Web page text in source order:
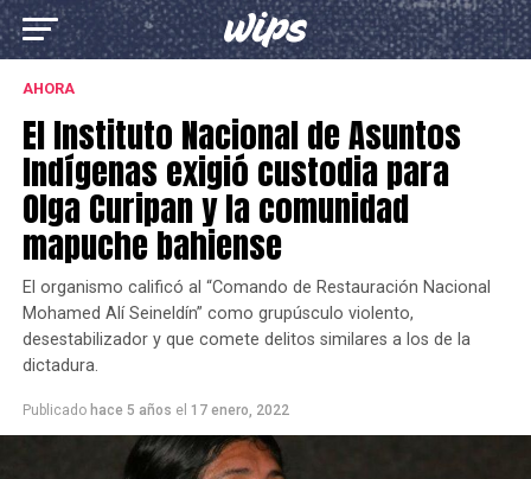
AHORA
El Instituto Nacional de Asuntos
Indígenas exigió custodia para
Olga Curipan y la comunidad
mapuche bahiense
El organismo calificó al “Comando de Restauración Nacional
Mohamed Alí Seineldín” como grupúsculo violento,
desestabilizador y que comete delitos similares a los de la
dictadura.
Publicado hace 5 años el 17 enero, 2022